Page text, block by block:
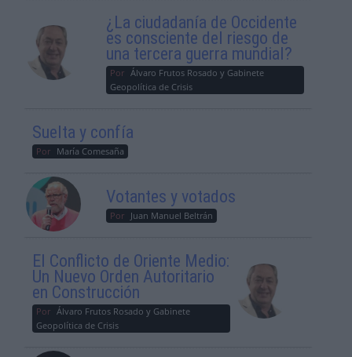
¿La ciudadanía de Occidente
es consciente del riesgo de
una tercera guerra mundial?
Por Álvaro Frutos Rosado y Gabinete
Geopolítica de Crisis
Suelta y confía
Por María Comesaña
Votantes y votados
Por Juan Manuel Beltrán
El Conflicto de Oriente Medio:
Un Nuevo Orden Autoritario
en Construcción
Por Álvaro Frutos Rosado y Gabinete
Geopolítica de Crisis